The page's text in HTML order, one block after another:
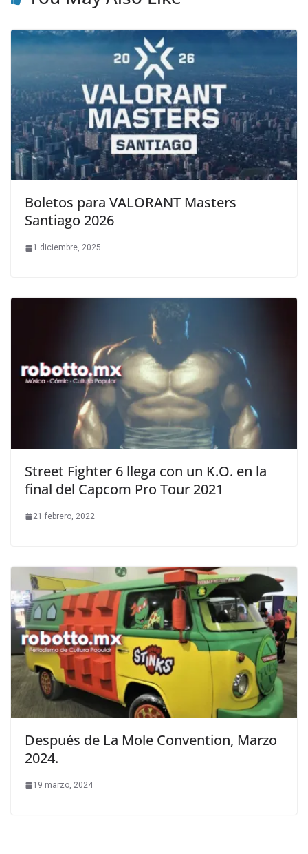
Boletos para VALORANT Masters
Santiago 2026
1 diciembre, 2025
Street Fighter 6 llega con un K.O. en la
final del Capcom Pro Tour 2021
21 febrero, 2022
Después de La Mole Convention, Marzo
2024.
19 marzo, 2024